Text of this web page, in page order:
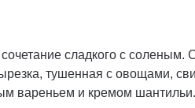
сочетание сладкого с
тушенная с овощами,
вареньем и кремом шантильи.